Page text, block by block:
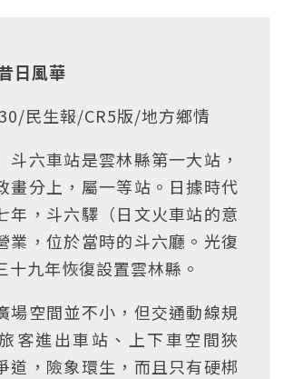
日風華
民生報/CR5版/地方鄉情
斗六車站是雲林縣第一大站，
畫分上，屬一等站。日據時代
年，斗六驛（日文火車站的意
業，位於當時的斗六廳。光復
十九年恢復設置雲林縣。
場空間並不小，但交通動線規
客進出車站、上下車空間狹
道，險象環生，而且只有硬梆